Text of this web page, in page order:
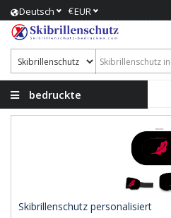
Deutsch €EUR
bedruckte
Skibrillenschutz personalisiert